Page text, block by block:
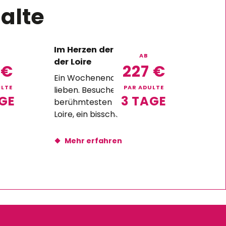
€
AB
227 €
PAR ADULTE
3 TAGE
Im Herzen der Schlösser
der Loire
Ein Wochenende, wie wir es
lieben. Besuche der
berühmtesten Schlösser der
Loire, ein bisschen
eine exklusive Unterkunft in
Mehr erfahren